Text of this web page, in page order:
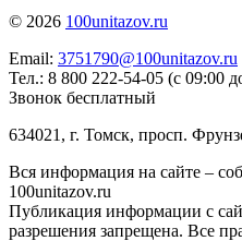
© 2026 100unitazov.ru
Email: 3751790@100unitazov.ru
Тел.: 8 800 222-54-05 (с 09:00
Звонок бесплатный
634021, г. Томск, просп.
Вся информация на сайте –
100unitazov.ru
Публикация информации с
разрешения запрещена. Все